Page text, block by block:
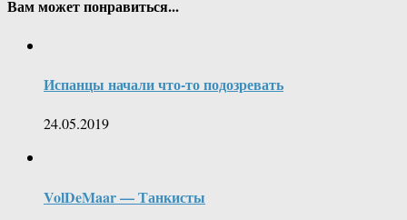
Вам может понравиться...
Испанцы начали что-то подозревать
24.05.2019
VolDeMaar — Танкисты